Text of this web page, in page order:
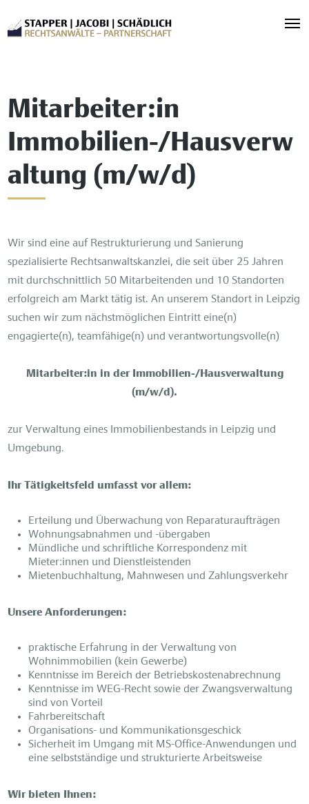
Mitarbeiter:in
Immobilien-/Hausverw
altung (m/w/d)
Wir sind eine auf Restrukturierung und Sanierung
spezialisierte Rechtsanwaltskanzlei, die seit über 25 Jahren
mit durchschnittlich 50 Mitarbeitenden und 10 Standorten
erfolgreich am Markt tätig ist. An unserem Standort in Leipzig
suchen wir zum nächstmöglichen Eintritt eine(n)
engagierte(n), teamfähige(n) und verantwortungsvolle(n)
Mitarbeiter:in in der Immobilien-/Hausverwaltung
(m/w/d).
zur Verwaltung eines Immobilienbestands in Leipzig und
Umgebung.
Ihr Tätigkeitsfeld umfasst vor allem:
Erteilung und Überwachung von Reparaturaufträgen
Wohnungsabnahmen und -übergaben
Mündliche und schriftliche Korrespondenz mit
Mieter:innen und Dienstleistenden
Mietenbuchhaltung, Mahnwesen und Zahlungsverkehr
Unsere Anforderungen:
praktische Erfahrung in der Verwaltung von
Wohnimmobilien (kein Gewerbe)
Kenntnisse im Bereich der Betriebskostenabrechnung
Kenntnisse im WEG-Recht sowie der Zwangsverwaltung
sind von Vorteil
Fahrbereitschaft
Organisations- und Kommunikationsgeschick
Sicherheit im Umgang mit MS-Office-Anwendungen und
eine selbstständige und strukturierte Arbeitsweise
Wir bieten Ihnen: